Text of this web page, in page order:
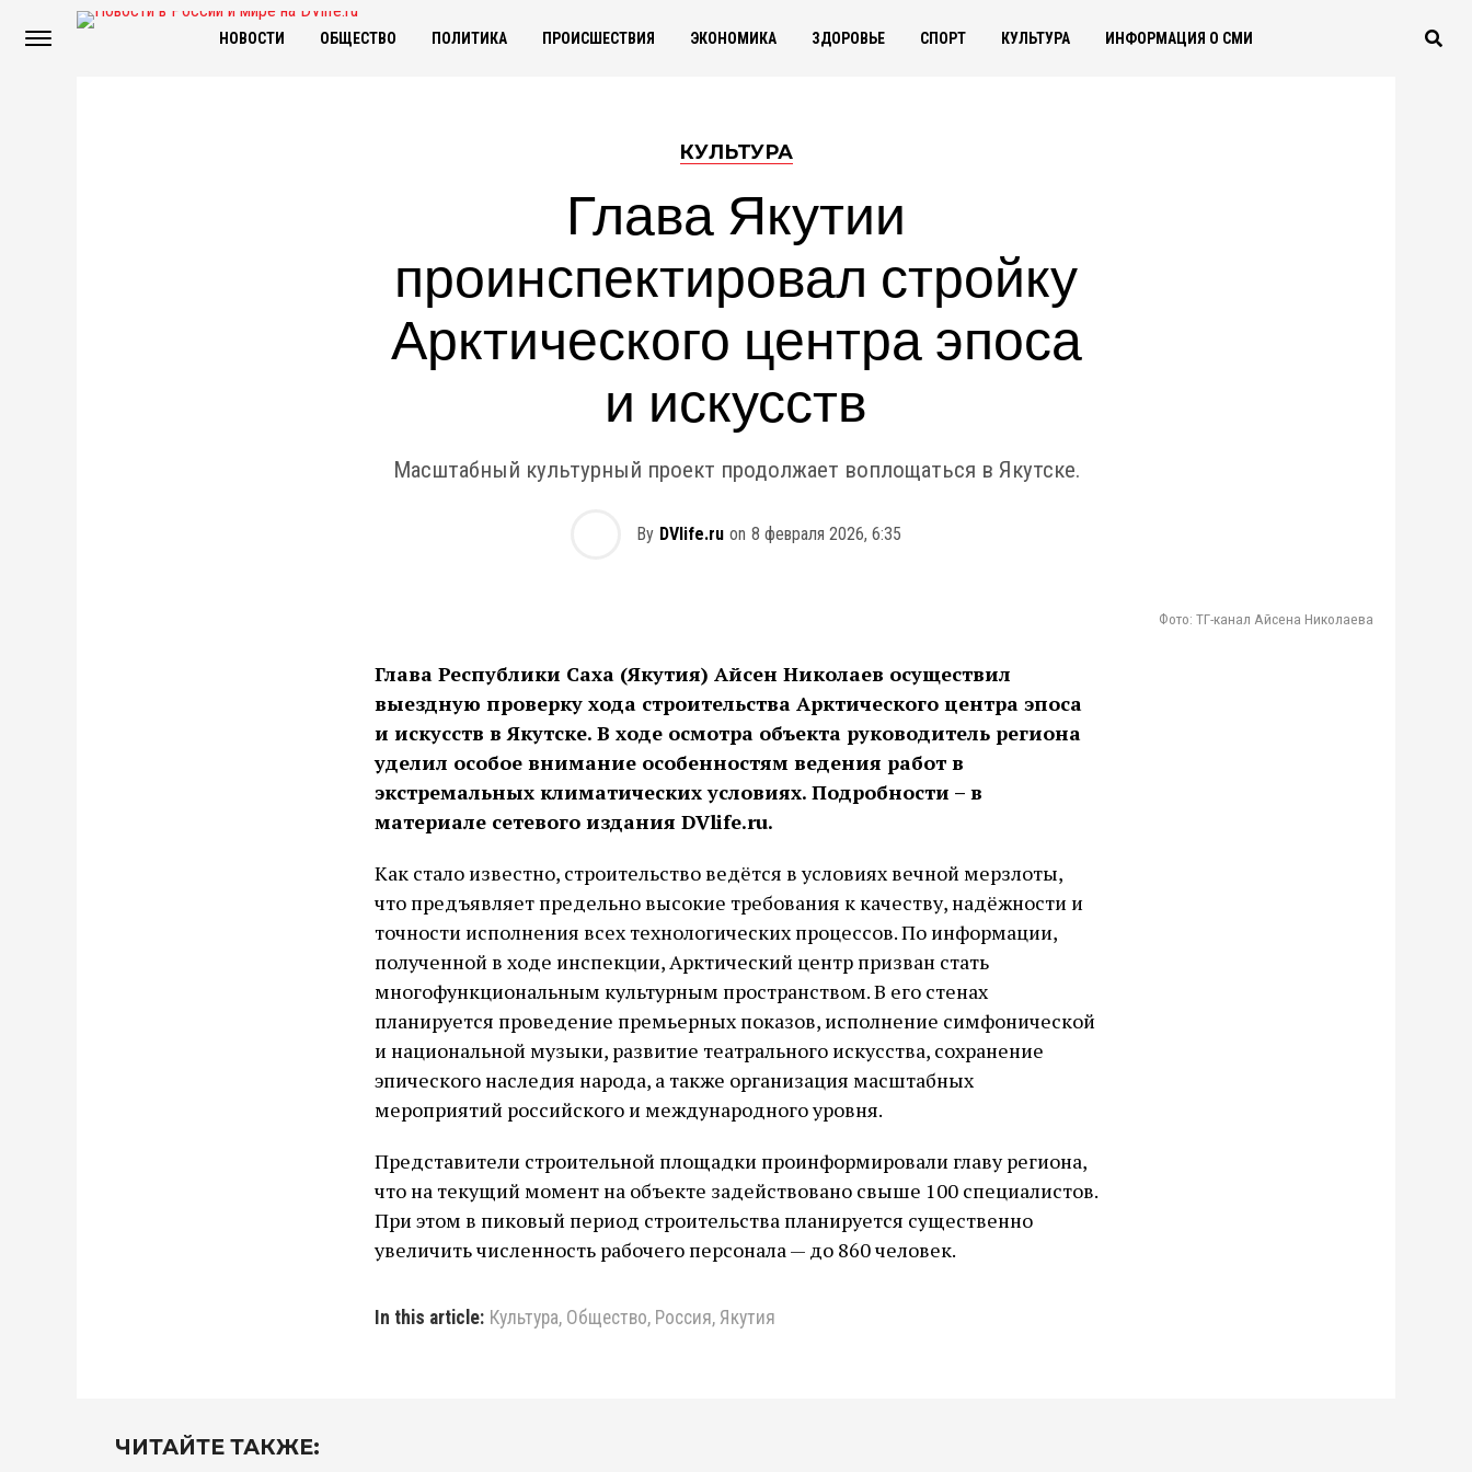
НОВОСТИ ОБЩЕСТВО ПОЛИТИКА ПРОИСШЕСТВИЯ ЭКОНОМИКА ЗДОРОВЬЕ СПОРТ КУЛЬТУРА ИНФОРМАЦИЯ О СМИ
КУЛЬТУРА
Глава Якутии
проинспектировал стройку
Арктического центра эпоса
и искусств
Масштабный культурный проект продолжает воплощаться в Якутске.
By DVlife.ru on 8 февраля 2026, 6:35
Фото: ТГ-канал Айсена Николаева
Глава Республики Саха (Якутия) Айсен Николаев осуществил
выездную проверку хода строительства Арктического центра эпоса
и искусств в Якутске. В ходе осмотра объекта руководитель региона
уделил особое внимание особенностям ведения работ в
экстремальных климатических условиях. Подробности – в
материале сетевого издания DVlife.ru.
Как стало известно, строительство ведётся в условиях вечной мерзлоты,
что предъявляет предельно высокие требования к качеству, надёжности и
точности исполнения всех технологических процессов. По информации,
полученной в ходе инспекции, Арктический центр призван стать
многофункциональным культурным пространством. В его стенах
планируется проведение премьерных показов, исполнение симфонической
и национальной музыки, развитие театрального искусства, сохранение
эпического наследия народа, а также организация масштабных
мероприятий российского и международного уровня.
Представители строительной площадки проинформировали главу региона,
что на текущий момент на объекте задействовано свыше 100 специалистов.
При этом в пиковый период строительства планируется существенно
увеличить численность рабочего персонала — до 860 человек.
In this article: Культура, Общество, Россия, Якутия
ЧИТАЙТЕ ТАКЖЕ: